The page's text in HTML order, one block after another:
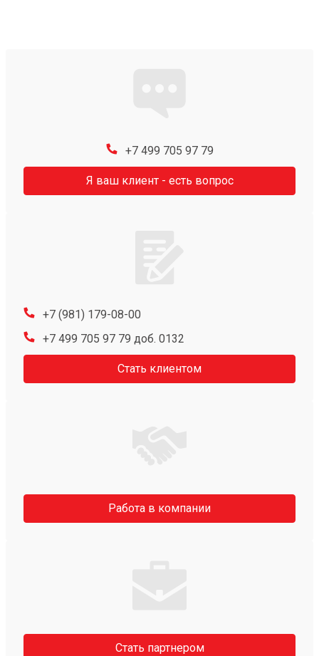
+7 499 705 97 79
Я ваш клиент - есть вопрос
+7 (981) 179-08-00
+7 499 705 97 79 доб. 0132
Стать клиентом
Работа в компании
Стать партнером